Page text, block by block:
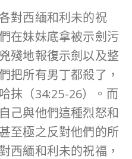
對西緬和利未的祝
在妹妹底拿被示劍污
殘地報復示劍以及整
把所有男丁都殺了，
抹（34:25-26）。而
己與他們這種烈怒和
至極之反對他們的所
西緬和利未的祝福，